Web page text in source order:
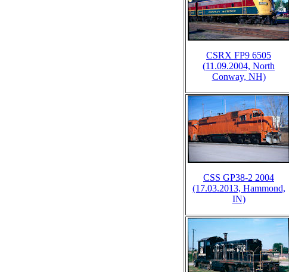
CSRX FP9 6505
(11.09.2004, North
Conway, NH)
CSS GP38-2 2004
(17.03.2013, Hammond,
IN)